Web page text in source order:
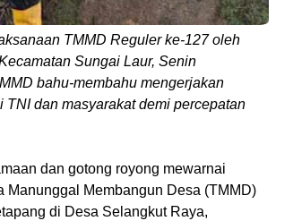
TMMD Reguler ke-127 oleh
Sungai Laur, Senin
bahu-membahu mengerjakan
dan masyarakat demi percepatan
dan gotong royong mewarnai
Manunggal Membangun Desa (TMMD)
di Desa Selangkut Raya,